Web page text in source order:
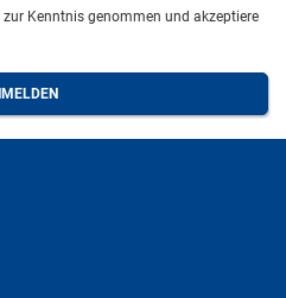
zur Kenntnis genommen und akzeptiere